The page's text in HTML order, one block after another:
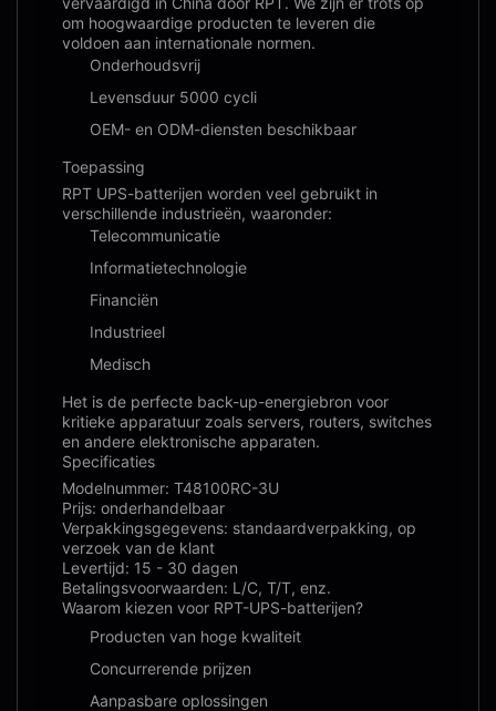
om hoogwaardige producten te leveren die
voldoen aan internationale normen.
Onderhoudsvrij
Levensduur 5000 cycli
OEM- en ODM-diensten beschikbaar
Toepassing
RPT UPS-batterijen worden veel gebruikt in
verschillende industrieën, waaronder:
Telecommunicatie
Informatietechnologie
Financiën
Industrieel
Medisch
Het is de perfecte back-up-energiebron voor
kritieke apparatuur zoals servers, routers, switches
en andere elektronische apparaten.
Specificaties
Modelnummer: T48100RC-3U
Prijs: onderhandelbaar
Verpakkingsgegevens: standaardverpakking, op
verzoek van de klant
Levertijd: 15 - 30 dagen
Betalingsvoorwaarden: L/C, T/T, enz.
Waarom kiezen voor RPT-UPS-batterijen?
Producten van hoge kwaliteit
Concurrerende prijzen
Aanpasbare oplossingen